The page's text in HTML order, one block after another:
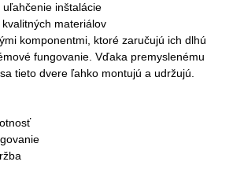
uľahčenie inštalácie
materiálov
komponentmi, ktoré zaručujú ich dlhú
fungovanie. Vďaka premyslenému
tieto dvere ľahko montujú a udržujú.